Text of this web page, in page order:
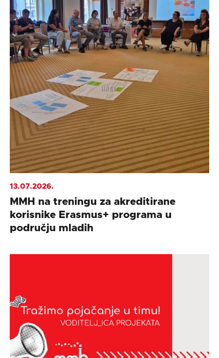
13.07.2026.
MMH na treningu za akreditirane
korisnike Erasmus+ programa u
području mladih